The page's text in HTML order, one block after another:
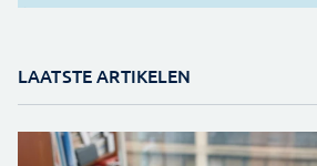
LAATSTE ARTIKELEN